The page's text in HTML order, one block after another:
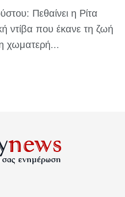
Πεθαίνει η Ρίτα
ντίβα που έκανε τη ζωή
χωματερή...